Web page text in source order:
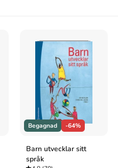
Begagnad -64%
Barn utvecklar sitt
språk